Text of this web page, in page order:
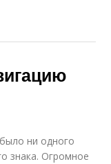
ни одного
знака. Огромное